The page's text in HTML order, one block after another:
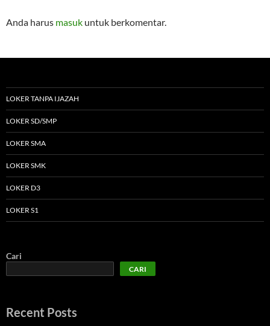
Anda harus masuk untuk berkomentar.
LOKER TANPA IJAZAH
LOKER SD/SMP
LOKER SMA
LOKER SMK
LOKER D3
LOKER S1
Cari
CARI
Recent Posts